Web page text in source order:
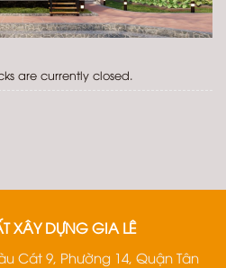
are currently closed.
XÂY DỰNG GIA LÊ
Cát 9, Phường 14, Quận Tân